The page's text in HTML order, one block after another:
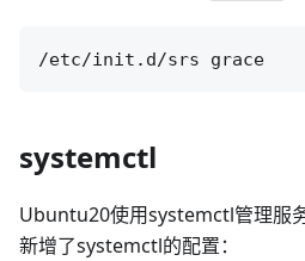
systemctl
Ubuntu20使用systemctl管理服
新增了systemctl的配置：